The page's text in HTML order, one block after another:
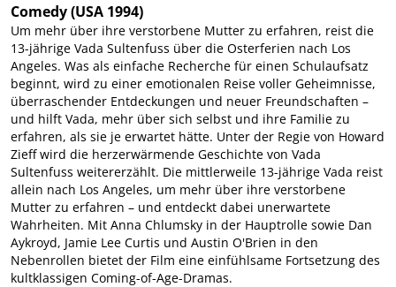
Comedy(USA 1994)
Um mehr über ihre verstorbene Mutter zu erfahren, reist die
13-jährige Vada Sultenfuss über die Osterferien nach Los
Angeles. Was als einfache Recherche für einen Schulaufsatz
beginnt, wird zu einer emotionalen Reise voller Geheimnisse,
überraschender Entdeckungen und neuer Freundschaften –
und hilft Vada, mehr über sich selbst und ihre Familie zu
erfahren, als sie je erwartet hätte. Unter der Regie von Howard
Zieff wird die herzerwärmende Geschichte von Vada
Sultenfuss weitererzählt. Die mittlerweile 13-jährige Vada reist
allein nach Los Angeles, um mehr über ihre verstorbene
Mutter zu erfahren – und entdeckt dabei unerwartete
Wahrheiten. Mit Anna Chlumsky in der Hauptrolle sowie Dan
Aykroyd, Jamie Lee Curtis und Austin O'Brien in den
Nebenrollen bietet der Film eine einfühlsame Fortsetzung des
kultklassigen Coming-of-Age-Dramas.